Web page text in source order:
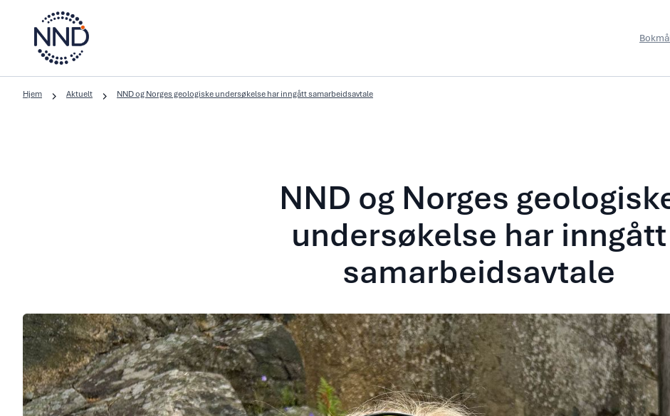
Hjem Aktuelt NND og Norges geologiske undersøkelse har inngått samarbeidsavtale
NND og Norges
undersøkelse har inngått
samarbeidsavtale